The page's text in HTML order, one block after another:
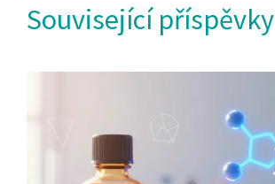
Související příspěvky